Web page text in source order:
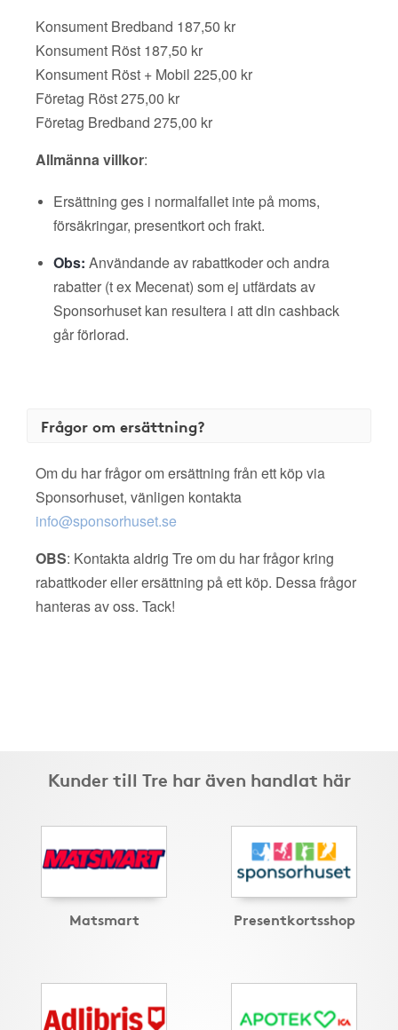
Konsument Bredband 187,50 kr
Konsument Röst 187,50 kr
Konsument Röst + Mobil 225,00 kr
Företag Röst 275,00 kr
Företag Bredband 275,00 kr
Allmänna villkor:
Ersättning ges i normalfallet inte på moms,
försäkringar, presentkort och frakt.
Obs: Användande av rabattkoder och andra
rabatter (t ex Mecenat) som ej utfärdats av
Sponsorhuset kan resultera i att din cashback
går förlorad.
Frågor om ersättning?
Om du har frågor om ersättning från ett köp via
Sponsorhuset, vänligen kontakta
info@sponsorhuset.se
OBS: Kontakta aldrig Tre om du har frågor kring
rabattkoder eller ersättning på ett köp. Dessa frågor
hanteras av oss. Tack!
Kunder till Tre har även handlat här
Matsmart Presentkortsshop